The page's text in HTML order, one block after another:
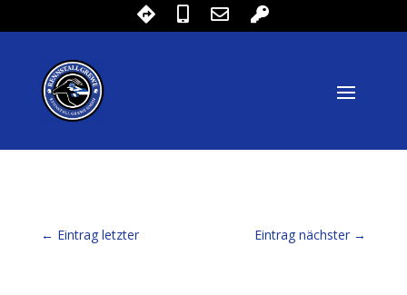
← Eintrag letzter Eintrag nächster →